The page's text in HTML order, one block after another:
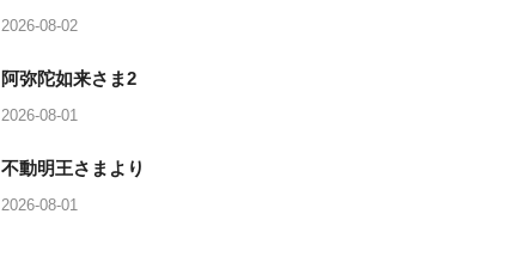
2026-08-02
阿弥陀如来さま2
2026-08-01
不動明王さまより
2026-08-01